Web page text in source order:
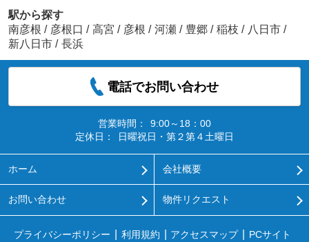
駅から探す
南彦根 / 彦根口 / 高宮 / 彦根 / 河瀬 / 豊郷 / 稲枝 / 八日市 /
新八日市 / 長浜
電話でお問い合わせ
営業時間：
9:00～18：00
定休日：
日曜祝日・第２第４土曜日
ホーム 会社概要
お問い合わせ 物件リクエスト
プライバシーポリシー 利用規約 アクセスマップ PCサイト